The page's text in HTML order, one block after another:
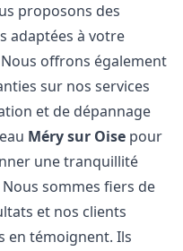
proposons des
adaptées à votre
offrons également
sur nos services
et de dépannage
Méry sur Oise pour
une tranquillité
sommes fiers de
et nos clients
en témoignent. Ils